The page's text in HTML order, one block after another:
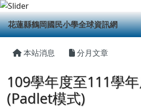
跳至主內容區
花蓮縣鶴岡國民小學
導覽列
花蓮縣鶴岡國民小學全球資訊網
本站消息 分月文章
109學年度至111學
(Padlet模式)